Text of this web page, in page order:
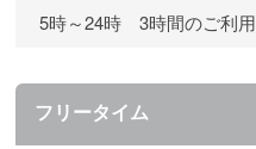
5時～24時 3時間のご利用
フリータイム